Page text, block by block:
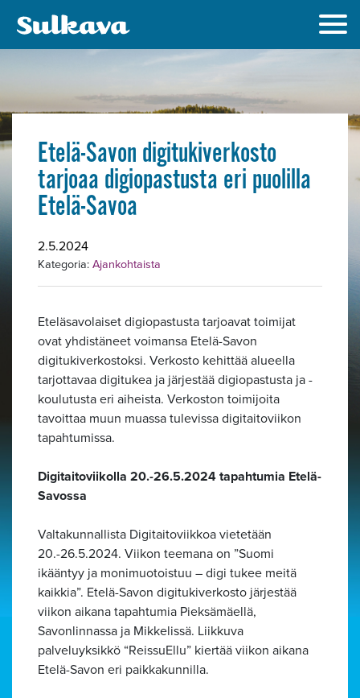
Etelä-Savon digitukiverkosto
tarjoaa digiopastusta eri puolilla
Etelä-Savoa
2.5.2024
Kategoria:Ajankohtaista
Eteläsavolaiset digiopastusta tarjoavat toimijat
ovat yhdistäneet voimansa Etelä-Savon
digitukiverkostoksi. Verkosto kehittää alueella
tarjottavaa digitukea ja järjestää digiopastusta ja -
koulutusta eri aiheista. Verkoston toimijoita
tavoittaa muun muassa tulevissa digitaitoviikon
tapahtumissa.
Digitaitoviikolla 20.-26.5.2024 tapahtumia Etelä-
Savossa
Valtakunnallista Digitaitoviikkoa vietetään
20.-26.5.2024. Viikon teemana on ”Suomi
ikääntyy ja monimuotoistuu – digi tukee meitä
kaikkia”. Etelä-Savon digitukiverkosto järjestää
viikon aikana tapahtumia Pieksämäellä,
Savonlinnassa ja Mikkelissä. Liikkuva
palveluyksikkö “ReissuEllu” kiertää viikon aikana
Etelä-Savon eri paikkakunnilla.